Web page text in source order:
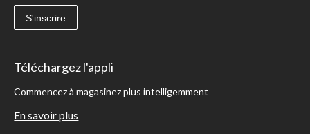
S'inscrire
Téléchargez l'appli
Commencez à magasinez plus intelligemment
En savoir plus